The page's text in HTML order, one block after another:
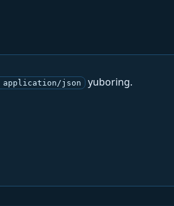
application/json
yuboring.